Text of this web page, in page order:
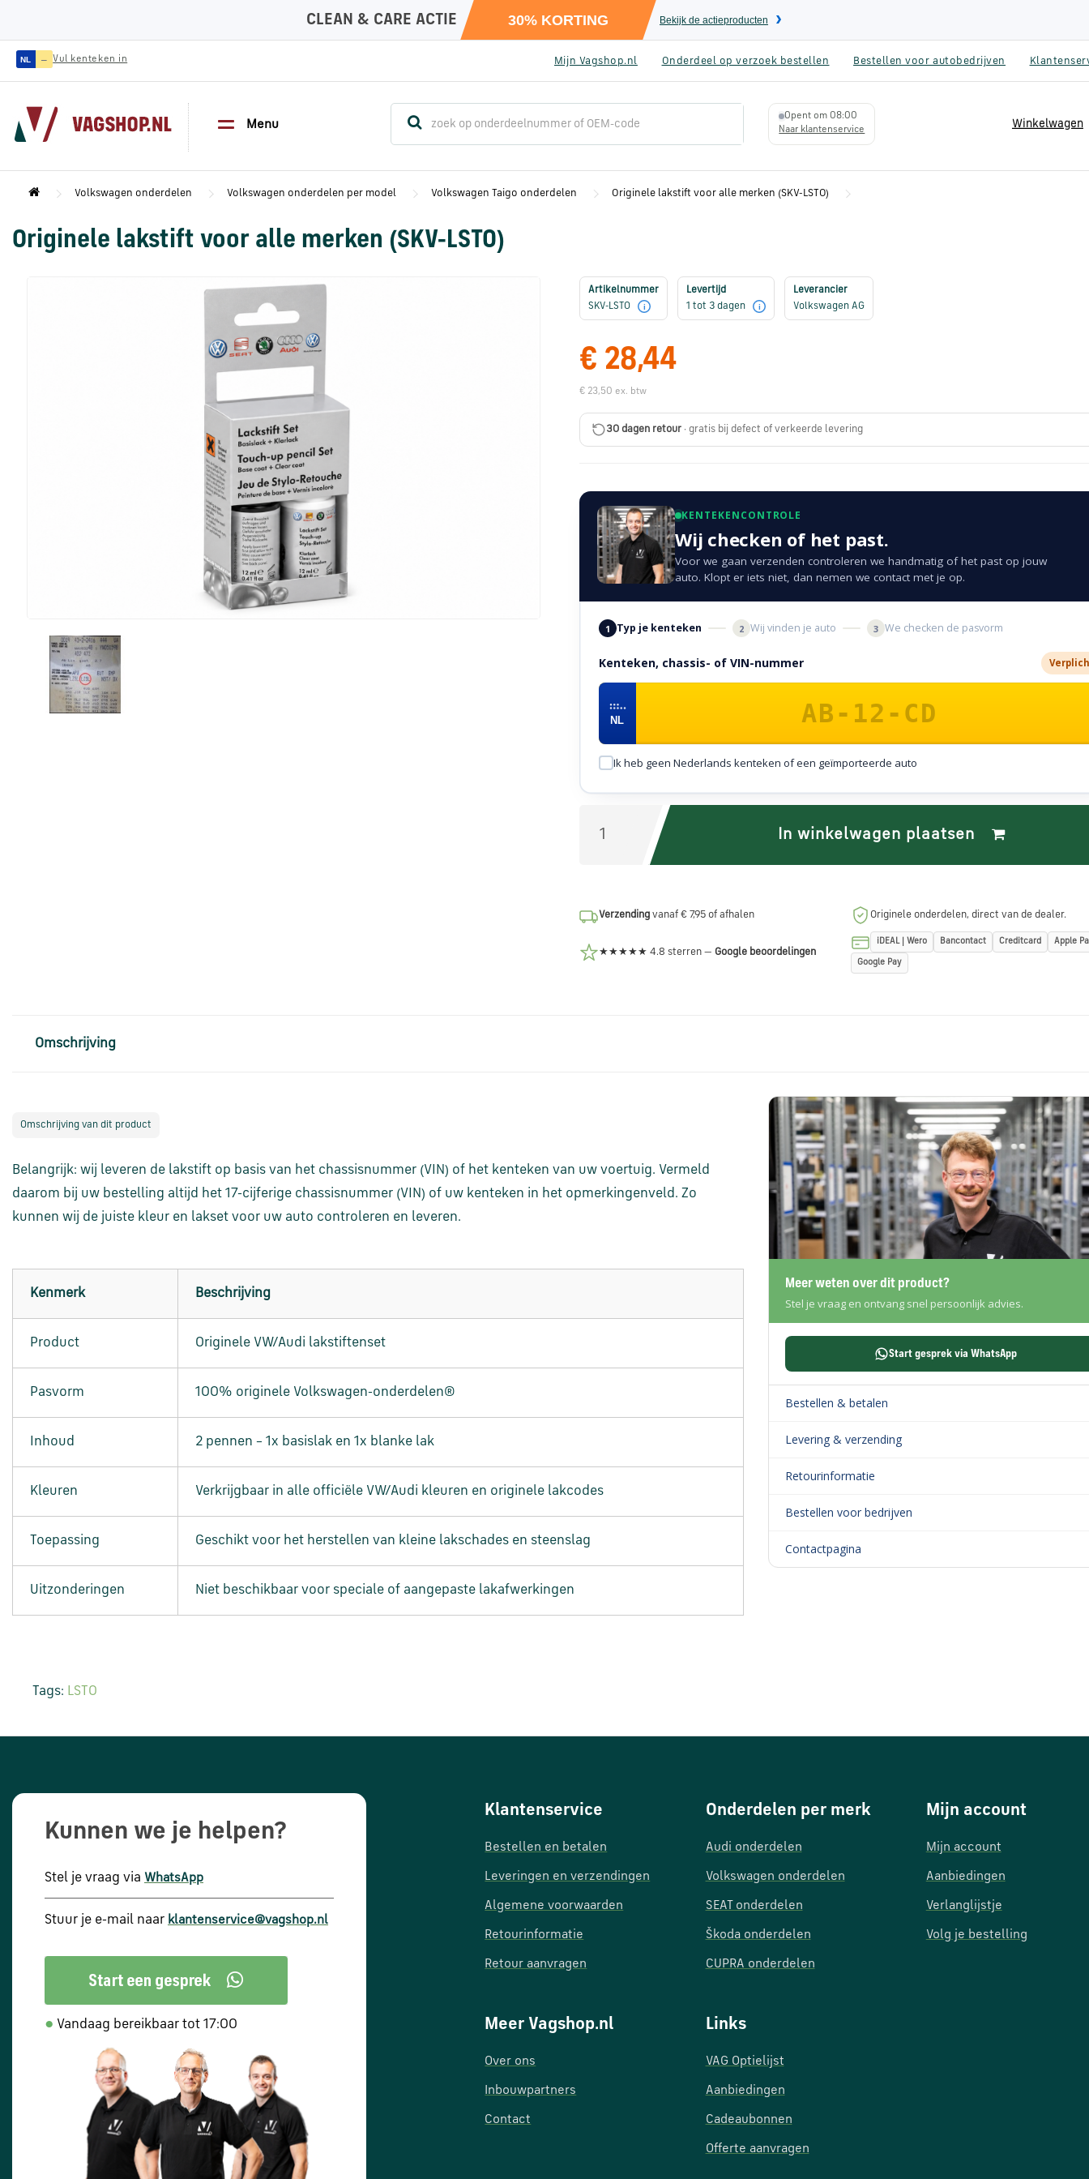
CLEAN & CARE ACTIE 30% KORTING Bekijk de actieproducten
NL — Vul kenteken in Mijn Vagshop.nl Onderdeel op verzoek bestellen Bestellen voor autobedrijven
Menu
Opent om 08:00
Naar klantenservice
Winkelwagen
Volkswagen onderdelen Volkswagen onderdelen per model Volkswagen Taigo onderdelen Originele lakstift voor alle merken (SKV-LST0)
Originele lakstift voor alle merken (SKV-LST0)
Artikelnummer
SKV-LST0
i
Levertijd
1 tot 3 dagen
i
Leverancier
Volkswagen AG
€ 28,44
€ 23,50 ex. btw
30 dagen retour · gratis bij defect of verkeerde levering
KENTEKENCONTROLE
Wij checken of het past.
Voor we gaan verzenden controleren we handmatig of het past op jouw
auto. Klopt er iets niet, dan nemen we contact met je op.
1 Typ je kenteken 2 Wij vinden je auto 3 We checken de pasvorm
Kenteken, chassis- of VIN-nummer
NL
Ik heb geen Nederlands kenteken of een geïmporteerde auto
In winkelwagen plaatsen
Verzending vanaf € 7,95 of afhalen Originele onderdelen, direct van de dealer.
★★★★★ 4.8 sterren — Google beoordelingen
iDEAL | Wero Bancontact Creditcard Apple
Google Pay
Omschrijving
Omschrijving van dit product
Belangrijk: wij leveren de lakstift op basis van het chassisnummer (VIN) of het kenteken van uw voertuig. Vermeld
daarom bij uw bestelling altijd het 17-cijferige chassisnummer (VIN) of uw kenteken in het opmerkingenveld. Zo
kunnen wij de juiste kleur en lakset voor uw auto controleren en leveren.
Kenmerk Beschrijving
Product Originele VW/Audi lakstiftenset
Pasvorm 100% originele Volkswagen-onderdelen®
Inhoud 2 pennen – 1x basislak en 1x blanke lak
Kleuren Verkrijgbaar in alle officiële VW/Audi kleuren en originele lakcodes
Toepassing Geschikt voor het herstellen van kleine lakschades en steenslag
Uitzonderingen Niet beschikbaar voor speciale of aangepaste lakafwerkingen
Meer weten over dit product?
Stel je vraag en ontvang snel persoonlijk advies.
Start gesprek via WhatsApp
Bestellen & betalen
Levering & verzending
Retourinformatie
Bestellen voor bedrijven
Contactpagina
Tags: LST0
Kunnen we je helpen?
Stel je vraag via WhatsApp
Stuur je e-mail naar klantenservice@vagshop.nl
● Vandaag bereikbaar tot 17:00
Klantenservice
Bestellen en betalen
Leveringen en verzendingen
Algemene voorwaarden
Retourinformatie
Retour aanvragen
Meer Vagshop.nl
Over ons
Inbouwpartners
Contact
Onderdelen per merk
Audi onderdelen
Volkswagen onderdelen
SEAT onderdelen
Škoda onderdelen
CUPRA onderdelen
Links
VAG Optielijst
Aanbiedingen
Cadeaubonnen
Offerte aanvragen
Mijn account
Mijn account
Aanbiedingen
Verlanglijstje
Volg je bestelling